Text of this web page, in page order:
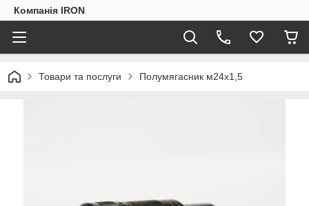
Компанія IRON
Товари та послуги Полумягасник м24х1,5